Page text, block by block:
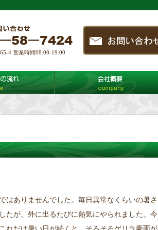
4 営業時間08:00-19:00
はありませんでした。毎日異常なくらいの暑さ
たが、外に出るたびに熱気にやられました。今